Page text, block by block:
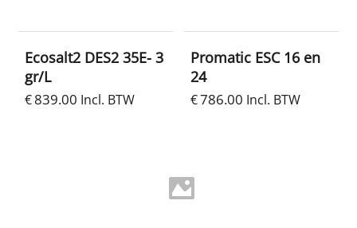
Ecosalt2 DES2 35E- 3
gr/L
€839.00 Incl. BTW
Promatic ESC 16 en
24
€786.00 Incl. BTW